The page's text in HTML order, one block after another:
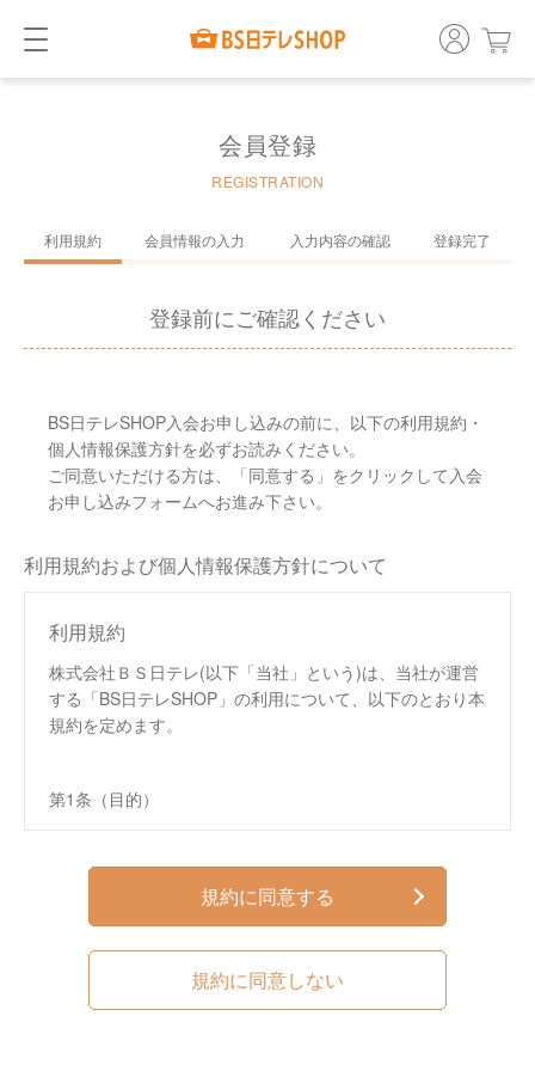
会員登録
REGISTRATION
利用規約 会員情報の入力 入力内容の確認 登録完了
登録前にご確認ください
BS日テレSHOP入会お申し込みの前に、以下の利用規約・
個人情報保護方針を必ずお読みください。
ご同意いただける方は、「同意する」をクリックして入会
お申し込みフォームへお進み下さい。
利用規約および個人情報保護方針について
利用規約
株式会社ＢＳ日テレ(以下「当社」という)は、当社が運営
する「BS日テレSHOP」の利用について、以下のとおり本
規約を定めます。
第1条（目的）
この規約は、株式会社ＢＳ日テレ（以下、「当社」と
いいます。）が運営する通信販売サイト「BS日テレ
SHOP」（以下、「本サイト」といいます。）におい
て提供するサービス（以下、「本サービス」といいま
この規約は、本サイトへのアクセス、本サービスの閲
覧、本サービスを通じた商品の購入などの利用を行っ
規約に同意する
規約に同意しない